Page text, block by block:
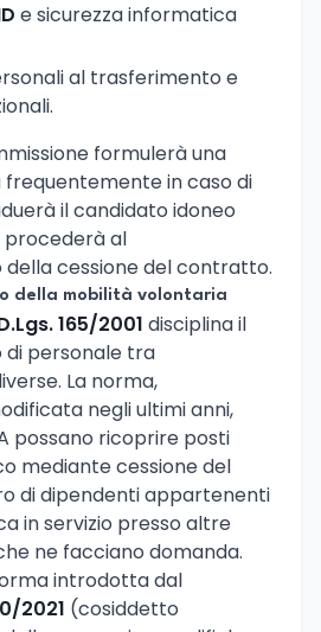
e sicurezza informatica
al trasferimento e
formulerà una
frequentemente in caso di
il candidato idoneo
procederà al
cessione del contratto.
della mobilità volontaria
165/2001 disciplina il
di personale tra
La norma,
negli ultimi anni,
possano ricoprire posti
mediante cessione del
di dipendenti appartenenti
in servizio presso altre
ne facciano domanda.
introdotta dal
2021 (cosiddetto